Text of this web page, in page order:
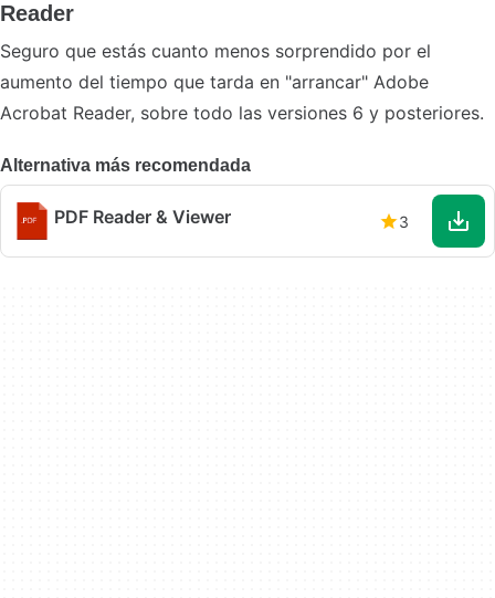
Reader
Seguro que estás cuanto menos sorprendido por el
aumento del tiempo que tarda en "arrancar" Adobe
Acrobat Reader, sobre todo las versiones 6 y posteriores.
Alternativa más recomendada
PDF Reader & Viewer 3